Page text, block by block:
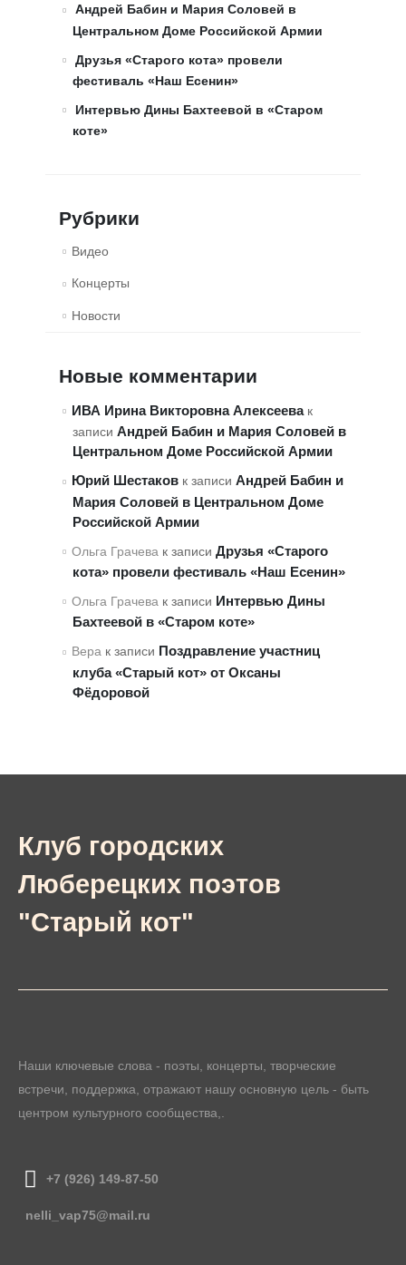
Андрей Бабин и Мария Соловей в
Центральном Доме Российской Армии
Друзья «Старого кота» провели
фестиваль «Наш Есенин»
Интервью Дины Бахтеевой в «Старом
коте»
Рубрики
Видео
Концерты
Новости
Новые комментарии
ИВА Ирина Викторовна Алексеевак
записи Андрей Бабин и Мария Соловей в
Центральном Доме Российской Армии
Юрий Шестаков к записи Андрей Бабин и
Мария Соловей в Центральном Доме
Российской Армии
Ольга Грачева к записи Друзья «Старого
кота» провели фестиваль «Наш Есенин»
Ольга Грачева к записи Интервью Дины
Бахтеевой в «Старом коте»
Вера к записи Поздравление участниц
клуба «Старый кот» от Оксаны
Фёдоровой
Клуб городских
Люберецких поэтов
"Старый кот"
Наши ключевые слова - поэты, концерты, творческие
встречи, поддержка, отражают нашу основную цель - быть
центром культурного сообщества,.
+7 (926) 149-87-50
nelli_vap75@mail.ru